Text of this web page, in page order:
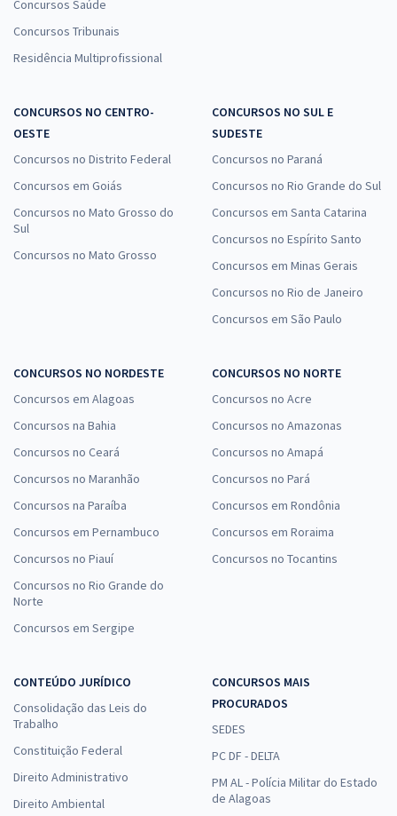
Concursos Saúde
Concursos Tribunais
Residência Multiprofissional
CONCURSOS NO CENTRO-
OESTE
Concursos no Distrito Federal
Concursos em Goiás
Concursos no Mato Grosso do
Sul
Concursos no Mato Grosso
CONCURSOS NO SUL E
SUDESTE
Concursos no Paraná
Concursos no Rio Grande do Sul
Concursos em Santa Catarina
Concursos no Espírito Santo
Concursos em Minas Gerais
Concursos no Rio de Janeiro
Concursos em São Paulo
CONCURSOS NO NORDESTE
Concursos em Alagoas
Concursos na Bahia
Concursos no Ceará
Concursos no Maranhão
Concursos na Paraíba
Concursos em Pernambuco
Concursos no Piauí
Concursos no Rio Grande do
Norte
Concursos em Sergipe
CONCURSOS NO NORTE
Concursos no Acre
Concursos no Amazonas
Concursos no Amapá
Concursos no Pará
Concursos em Rondônia
Concursos em Roraima
Concursos no Tocantins
CONTEÚDO JURÍDICO
Consolidação das Leis do
Trabalho
Constituição Federal
Direito Administrativo
Direito Ambiental
CONCURSOS MAIS
PROCURADOS
SEDES
PC DF - DELTA
PM AL - Polícia Militar do Estado
de Alagoas